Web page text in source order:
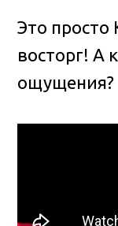
Это просто
восторг!
ощущения?